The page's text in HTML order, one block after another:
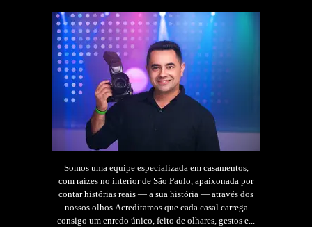
Somos uma equipe especializada em casamentos,
com raízes no interior de São Paulo, apaixonada por
contar histórias reais — a sua história — através dos
nossos olhos.Acreditamos que cada casal carrega
consigo um enredo único, feito de olhares, gestos e...